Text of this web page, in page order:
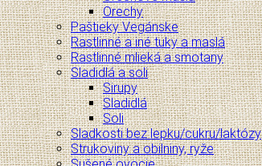
Orechy
Paštieky Vegánske
Rastlinné a iné tuky a maslá
Rastlinné mlieká a smotany
Sladidlá a soli
Sirupy
Sladidlá
Soli
Sladkosti bez lepku/cukru/laktózy
Strukoviny a obilniny, ryže